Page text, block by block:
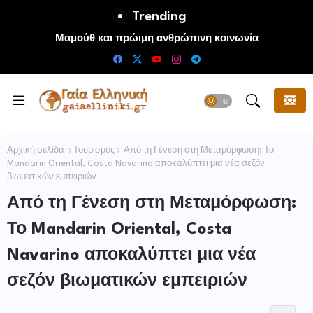
Trending
Μαμούθ και πρώιμη ανθρώπινη κοινωνία
Αρχική σελίδα Τουρισμός
Από τη Γένεση στη Μεταμόρφωση: Το
Mandarin Oriental, Costa Navarino αποκαλύπτει μια νέα σεζόν
βιωματικών εμπειριών
Από τη Γένεση στη Μεταμόρφωση:
Το Mandarin Oriental, Costa
Navarino αποκαλύπτει μια νέα
σεζόν βιωματικών εμπειριών